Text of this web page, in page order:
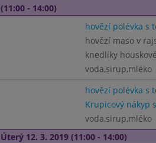
(11:00 - 14:00)
hovězí polévka s
hovězí maso v
knedlíky
voda,sirup,mléko
hovězí polévka s
Krupicový nákyp
voda,sirup,mléko
Úterý 12. 3. 2019 (11:00 - 14:00)